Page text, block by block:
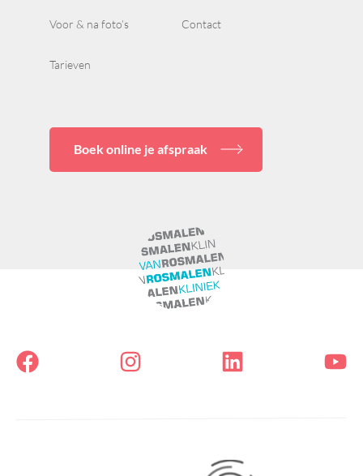
Voor & na foto’s Contact
Tarieven
Boek online je afspraak